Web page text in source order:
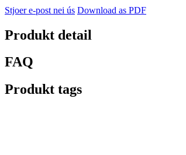
Stjoer e-post nei ús Download as PDF
Produkt detail
FAQ
Produkt tags